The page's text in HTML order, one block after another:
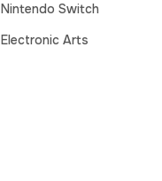
Nintendo Switch
Electronic Arts